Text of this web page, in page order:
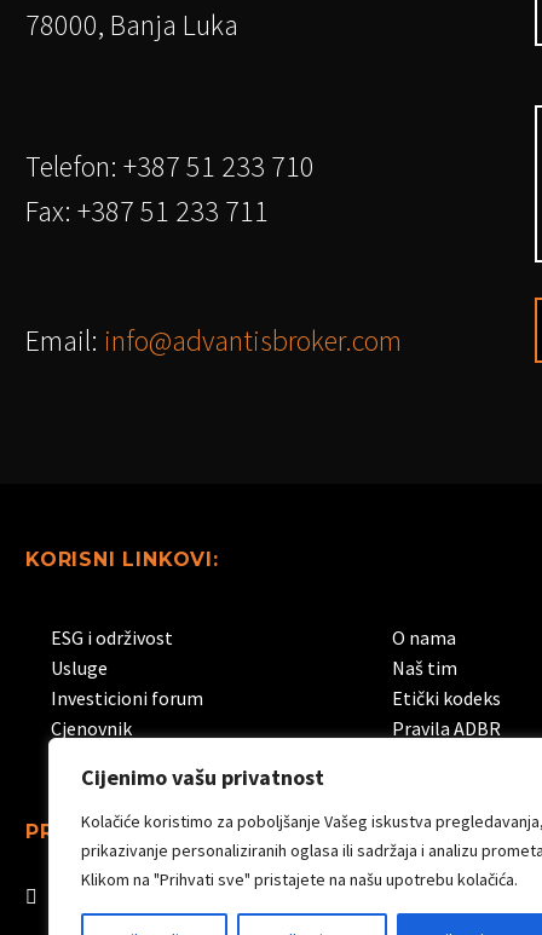
Cijenimo vašu privatnost
Kolačiće koristimo za poboljšanje Vašeg iskustva
prikazivanje personaliziranih oglasa ili sadržaja i analizu
Klikom na "Prihvati sve" pristajete na našu upotrebu kolačića.
78000, Banja Luka
Telefon: +387 51 233 710
Fax: +387 51 233 711
Email: info@advantisbroker.com
KORISNI LINKOVI:
ESG i održivost
Usluge
Investicioni forum
Cjenovnik
O nama
Naš tim
Etički kodeks
Pravila ADBR
PRATITE NAS:
Facebook Instagram